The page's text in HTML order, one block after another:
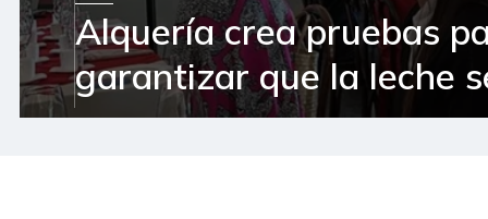
Alquería crea pruebas
garantizar que la leche